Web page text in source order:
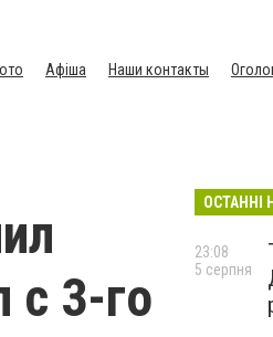
Афіша Наши контакты
3-го
ОСТАННІ
23:08
5 серпня